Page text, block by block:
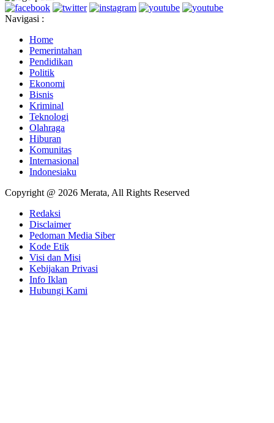
Navigasi :
Home
Pemerintahan
Pendidikan
Politik
Ekonomi
Bisnis
Kriminal
Teknologi
Olahraga
Hiburan
Komunitas
Internasional
Indonesiaku
Copyright @ 2026 Merata, All Rights Reserved
Redaksi
Disclaimer
Pedoman Media Siber
Kode Etik
Visi dan Misi
Kebijakan Privasi
Info Iklan
Hubungi Kami